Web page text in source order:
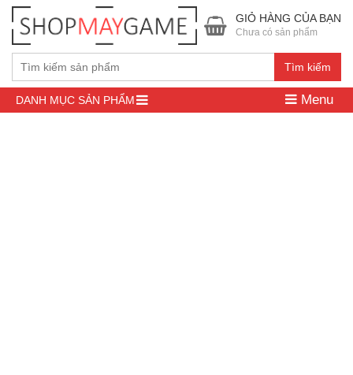
Tìm kiếm
GIỎ HÀNG CỦA BẠN
Chưa có sản phẩm
DANH MỤC SẢN PHẨM Menu